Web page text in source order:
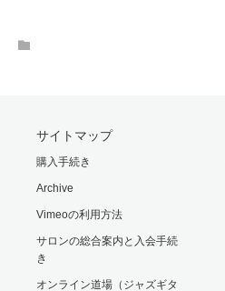
サイトマップ
購入手続き
Archive
Vimeoの利用方法
サロンの総合案内と入会手続
き
オンライン道場（ジャズギタ